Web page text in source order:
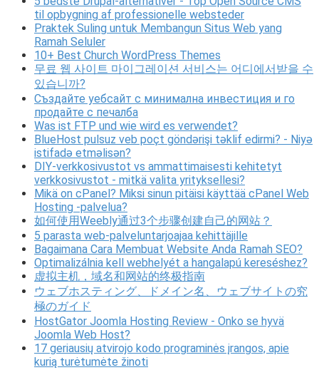
til opbygning af professionelle websteder
Praktek Suling untuk Membangun Situs Web yang
Ramah Seluler
10+ Best Church WordPress Themes
무료 웹 사이트 마이그레이션 서비스는 어디에서받을 수
있습니까?
Създайте уебсайт с минимална инвестиция и го
продайте с печалба
Was ist FTP und wie wird es verwendet?
BlueHost pulsuz veb poçt göndərişi təklif edirmi? - Niyə
istifadə etməlisən?
DIY-verkkosivustot vs ammattimaisesti kehitetyt
verkkosivustot - mitkä valita yrityksellesi?
Mikä on cPanel? Miksi sinun pitäisi käyttää cPanel Web
Hosting -palvelua?
如何使用Weebly通过3个步骤创建自己的网站？
5 parasta web-palveluntarjoajaa kehittäjille
Bagaimana Cara Membuat Website Anda Ramah SEO?
Optimalizálnia kell webhelyét a hangalapú kereséshez?
虚拟主机，域名和网站的终极指南
ウェブホスティング、ドメイン名、ウェブサイトの究
極のガイド
HostGator Joomla Hosting Review - Onko se hyvä
Joomla Web Host?
17 geriausių atvirojo kodo programinės įrangos, apie
kurią turėtumėte žinoti